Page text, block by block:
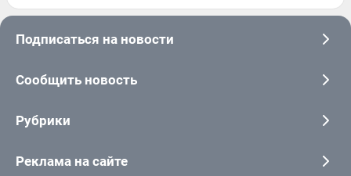
Подписаться на новости
Сообщить новость
Рубрики
Реклама на сайте